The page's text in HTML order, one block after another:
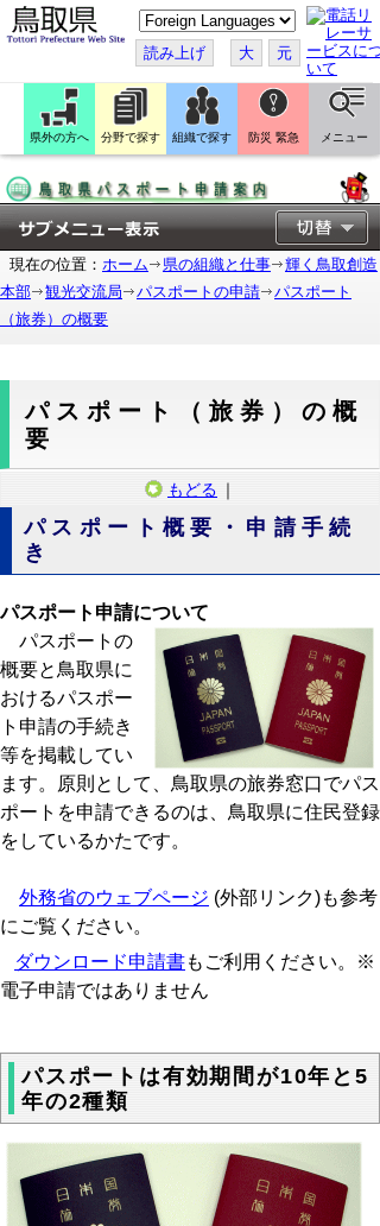
こ
の
ペ
ー
ジ
翻
訳
す
読み上げ 大 元
県外の方へ 分野で探す 組織で探す 防災 緊急 メニュー
現在の位置： ホーム 県の組織と仕事
輝く鳥取創造
本部
観光交流局 パスポートの申請
パスポート
（旅券）の概要
パスポート（旅券）の概
要
もどる ｜
パスポート概要・申請手続
き
パスポート申請について
パスポートの
概要と鳥取県に
おけるパスポー
ト申請の手続き
等を掲載してい
ます。原則として、鳥取県の旅券窓口でパス
ポートを申請できるのは、鳥取県に住民登録
をしているかたです。
外務省のウェブページ (外部リンク)も参考
にご覧ください。
ダウンロード申請書もご利用ください。※
電子申請ではありません
パスポートは有効期間が10年と5
年の2種類